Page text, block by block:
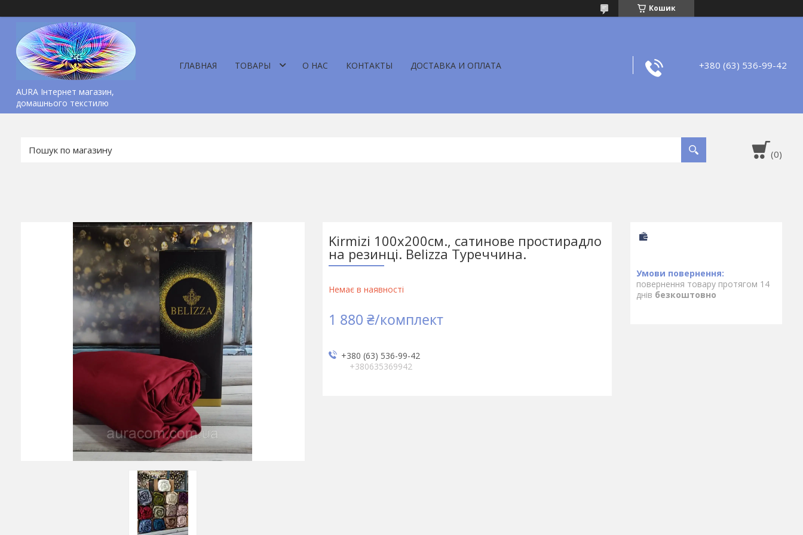
Кошик
AURA Інтернет магазин,
домашнього текстилю
ГЛАВНАЯ ТОВАРЫ О НАС КОНТАКТЫ ДОСТАВКА И ОПЛАТА +380 (63) 536-99-42
Kirmizi 100х200см., сатинове простирадло
на резинці. Belizza Туреччина.
Немає в наявності
1 880 ₴/комплект
+380 (63) 536-99-42
+380635369942
повернення товару протягом 14
днів безкоштовно